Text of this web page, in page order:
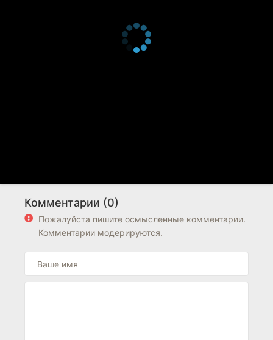
Комментарии (0)
Пожалуйста пишите осмысленные комментарии.
Комментарии модерируются.